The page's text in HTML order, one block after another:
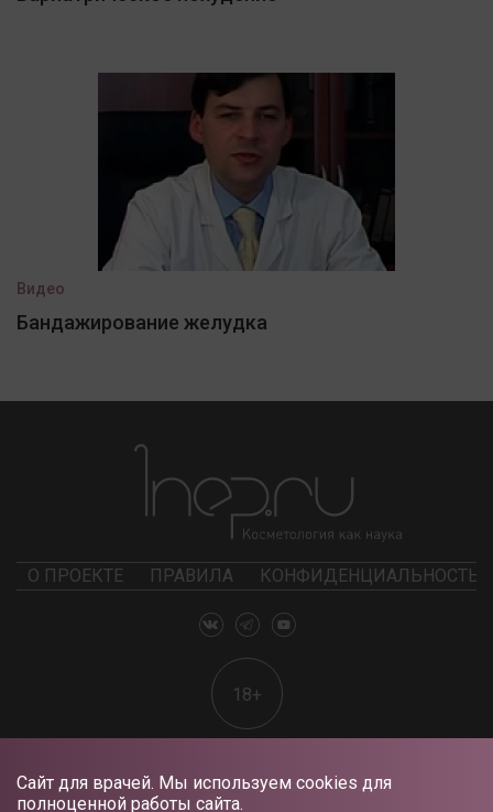
Сайт для врачей. Мы используем cookies для
полноценной работы сайта.
Видео
Бандажирование желудка
О ПРОЕКТЕ ПРАВИЛА КОНФИДЕНЦИАЛЬНОСТЬ
18+